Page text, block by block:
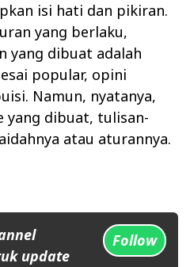
isi hati dan pikiran.
yang berlaku,
yang dibuat adalah
popular, opini
Namun, nyatanya,
yang dibuat, tulisan-
atau aturannya.
update
Follow